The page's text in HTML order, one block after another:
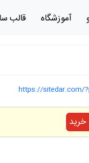
آموزشگاه قالب
https://sitedar.com/
خرید